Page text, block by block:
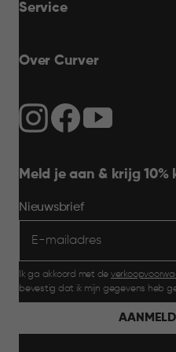
Service
Over Curver
Meld je aan & krijg 10%
Nieuwsbrief
Ik ga akkoord met de
bevestig dat ik mijn gegevens heb